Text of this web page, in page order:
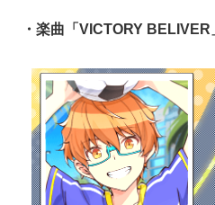
・楽曲「VICTORY BELIVER